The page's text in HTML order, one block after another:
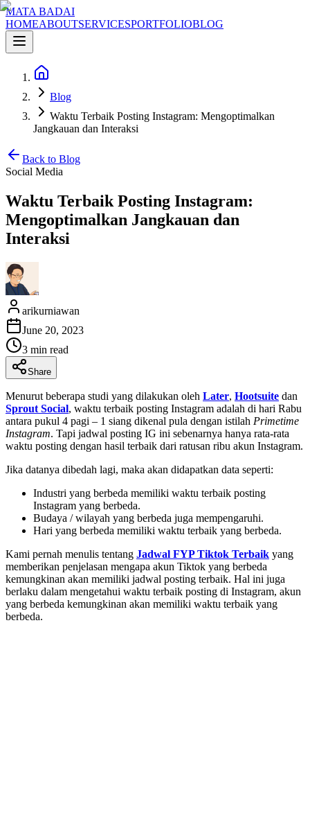
MATA BADAI
HOMEABOUTSERVICESPORTFOLIOBLOG
Blog
Waktu Terbaik Posting Instagram: Mengoptimalkan
Jangkauan dan Interaksi
Back to Blog
Social Media
Waktu Terbaik Posting Instagram:
Mengoptimalkan Jangkauan dan
Interaksi
arikurniawan
June 20, 2023
3 min read
Share
Menurut beberapa studi yang dilakukan oleh Later, Hootsuite dan
Sprout Social, waktu terbaik posting Instagram adalah di hari Rabu
antara pukul 4 pagi – 1 siang dikenal pula dengan istilah Primetime
Instagram. Tapi jadwal posting IG ini sebenarnya hanya rata-rata
waktu posting dengan hasil terbaik dari ratusan ribu akun Instagram.
Jika datanya dibedah lagi, maka akan didapatkan data seperti:
Industri yang berbeda memiliki waktu terbaik posting
Instagram yang berbeda.
Budaya / wilayah yang berbeda juga mempengaruhi.
Hari yang berbeda memiliki waktu terbaik yang berbeda.
Kami pernah menulis tentang Jadwal FYP Tiktok Terbaik yang
memberikan penjelasan mengapa akun Tiktok yang berbeda
kemungkinan akan memiliki jadwal posting terbaik. Hal ini juga
berlaku dalam mengetahui waktu terbaik posting di Instagram, akun
yang berbeda kemungkinan akan memiliki waktu terbaik yang
berbeda.